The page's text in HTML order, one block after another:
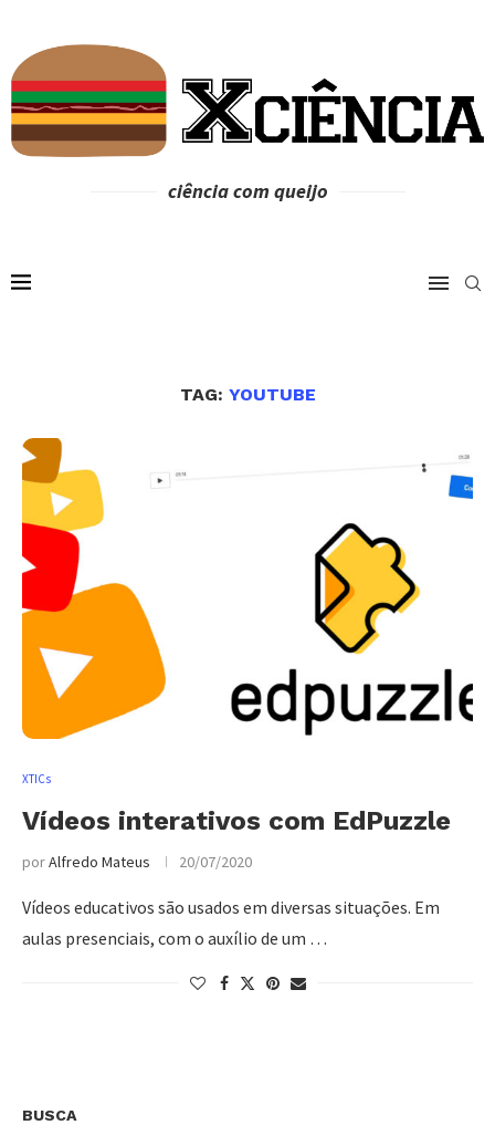
ciência com queijo
TAG: YOUTUBE
XTICs
Vídeos interativos com EdPuzzle
porAlfredo Mateus 20/07/2020
Vídeos educativos são usados em diversas situações. Em
aulas presenciais, com o auxílio de um …
BUSCA